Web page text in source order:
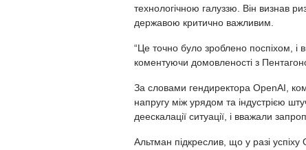
технологічною галуззю. Він визнав
державою критично важливим.
“Це точно було зроблено поспіхом,
коментуючи домовленості з
За словами гендиректора OpenAI,
напругу між урядом та індустрією
деескалації ситуації, і вважали
Альтман підкреслив, що у разі